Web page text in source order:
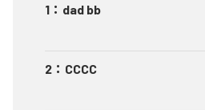
1 ： dad bb
2 ： CCCC